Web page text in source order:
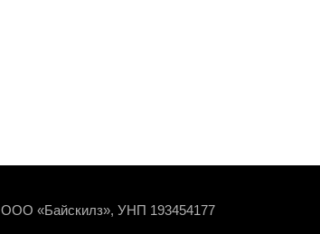
ООО «Байскилз», УНП 193454177